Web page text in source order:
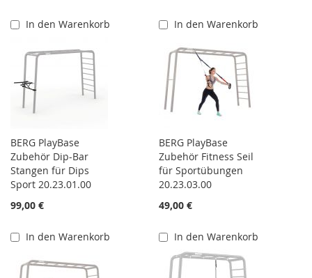
In den Warenkorb In den Warenkorb
BERG PlayBase
Zubehör Dip-Bar
Stangen für Dips
Sport 20.23.01.00
99,00 €
In den Warenkorb
BERG PlayBase
Zubehör Fitness Seil
für Sportübungen
20.23.03.00
49,00 €
In den Warenkorb